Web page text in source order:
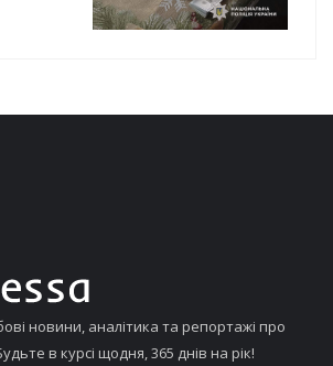
новини, аналітика та репортажі про
в курсі щодня, 365 днів на рік!